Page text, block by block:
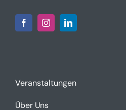
Veranstaltungen
Über Uns